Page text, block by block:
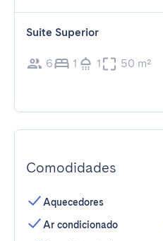
Suite Superior
6 1 1 50 m²
Comodidades
Aquecedores
Ar condicionado